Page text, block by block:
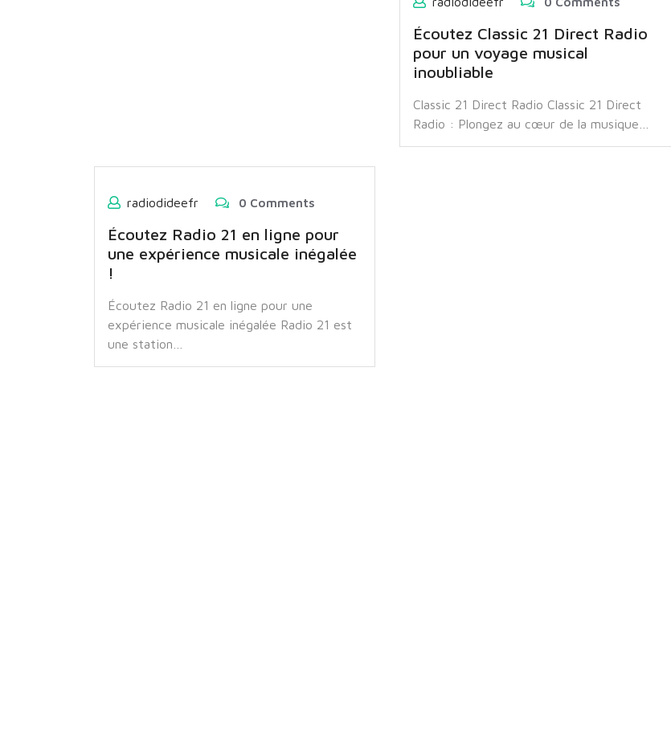
Écoutez Classic 21 Direct Radio
pour un voyage musical
inoubliable
Classic 21 Direct Radio Classic 21 Direct
Radio : Plongez au cœur de la musique…
radiodideefr 0 Comments
Écoutez Radio 21 en ligne pour
une expérience musicale inégalée
!
Écoutez Radio 21 en ligne pour une
expérience musicale inégalée Radio 21 est
une station…